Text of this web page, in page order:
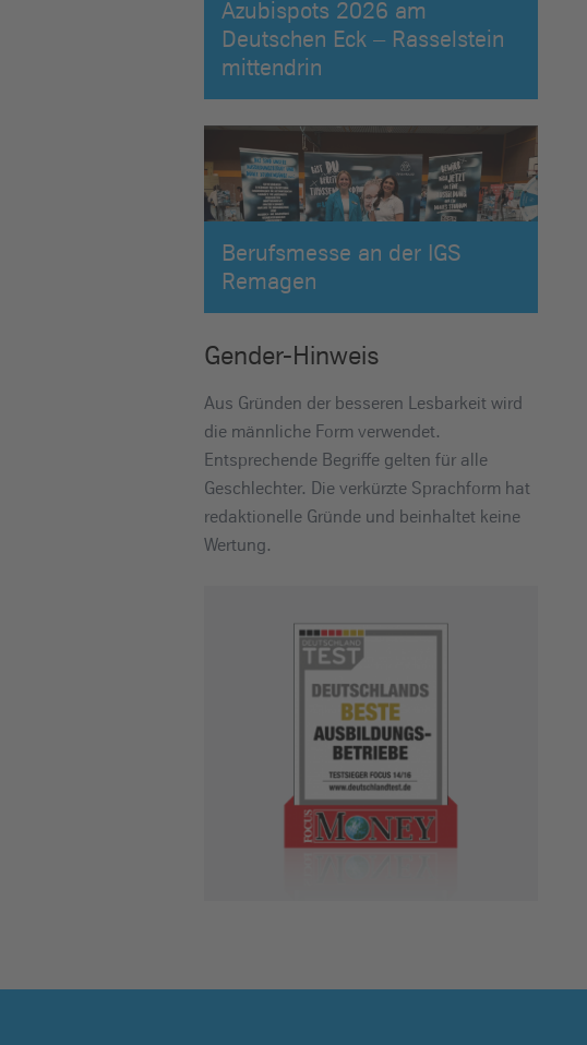
Azubispots 2026 am
Deutschen Eck – Rasselstein
mittendrin
Berufsmesse an der IGS
Remagen
Gender-Hinweis
Aus Gründen der besseren Lesbarkeit wird
die männliche Form verwendet.
Entsprechende Begriffe gelten für alle
Geschlechter. Die verkürzte Sprachform hat
redaktionelle Gründe und beinhaltet keine
Wertung.